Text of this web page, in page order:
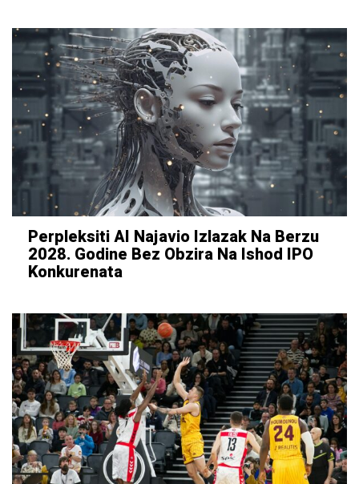
Perpleksiti AI Najavio Izlazak Na Berzu
2028. Godine Bez Obzira Na Ishod IPO
Konkurenata